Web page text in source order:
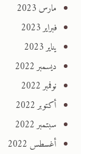
مارس 2023
فبراير 2023
يناير 2023
ديسمبر 2022
نوفمبر 2022
أكتوبر 2022
سبتمبر 2022
أغسطس 2022